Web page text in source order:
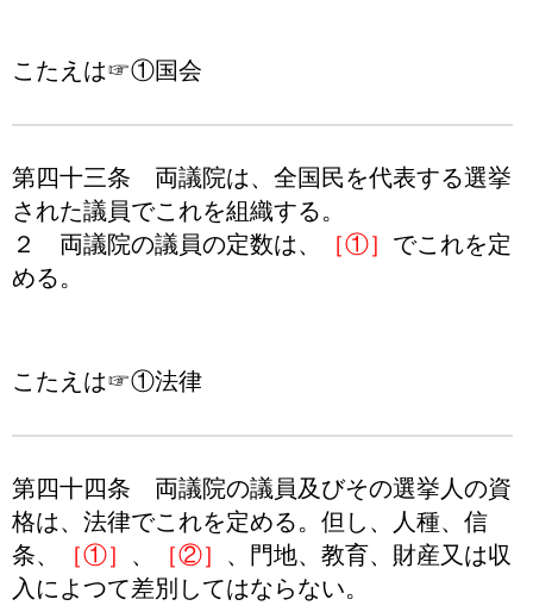
こたえは☞①国会
第四十三条 両議院は、全国民を代表する選挙
された議員でこれを組織する。
２ 両議院の議員の定数は、
［①］ でこれを定
める。
こたえは☞①法律
第四十四条 両議院の議員及びその選挙人の資
格は、法律でこれを定める。但し、人種、信
条、
［①］ 、 ［②］ 、門地、教育、財産又は収
入によつて差別してはならない。